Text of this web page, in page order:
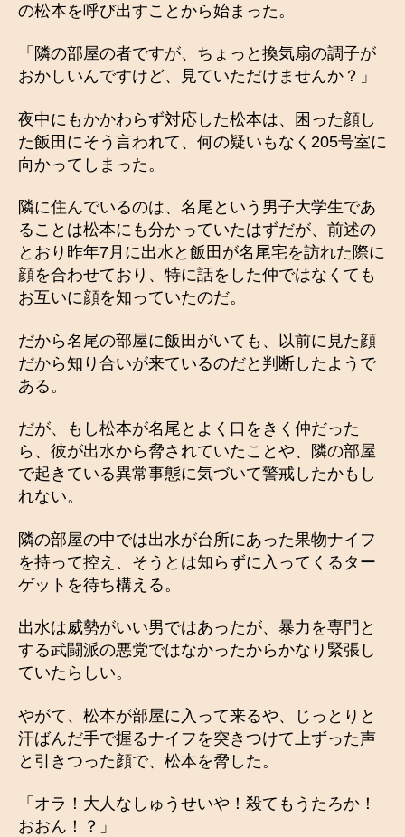
の松本を呼び出すことから始まった。
「隣の部屋の者ですが、ちょっと換気扇の調子が
おかしいんですけど、見ていただけませんか？」
夜中にもかかわらず対応した松本は、困った顔し
た飯田にそう言われて、何の疑いもなく205号室に
向かってしまった。
隣に住んでいるのは、名尾という男子大学生であ
ることは松本にも分かっていたはずだが、前述の
とおり昨年7月に出水と飯田が名尾宅を訪れた際に
顔を合わせており、特に話をした仲ではなくても
お互いに顔を知っていたのだ。
だから名尾の部屋に飯田がいても、以前に見た顔
だから知り合いが来ているのだと判断したようで
ある。
だが、もし松本が名尾とよく口をきく仲だった
ら、彼が出水から脅されていたことや、隣の部屋
で起きている異常事態に気づいて警戒したかもし
れない。
隣の部屋の中では出水が台所にあった果物ナイフ
を持って控え、そうとは知らずに入ってくるター
ゲットを待ち構える。
出水は威勢がいい男ではあったが、暴力を専門と
する武闘派の悪党ではなかったからかなり緊張し
ていたらしい。
やがて、松本が部屋に入って来るや、じっとりと
汗ばんだ手で握るナイフを突きつけて上ずった声
と引きつった顔で、松本を脅した。
「オラ！大人なしゅうせいや！殺てもうたろか！
おおん！？」